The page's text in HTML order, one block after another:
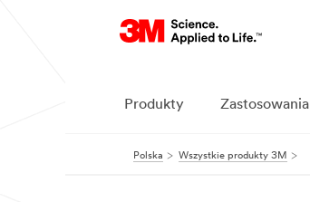
Produkty Zastosowania
Polska Wszystkie produkty 3M